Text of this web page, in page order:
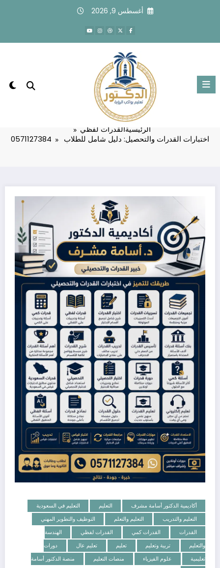
أغسطس 9, 2026
اختبارات القدرات والتحصيل: دليل شامل
للطلاب 0571127384
الرئيسيةالقدرات لفظي
اختبارات القدرات والتحصيل: دليل شامل للطلاب 0571127384
أكاديمية الدكتور أسامة مشرف التعليم
التعليم في السعودية
التعليم والتدريب
التعليم والتعلم
التوظيف والتطوير المهني
القدرات
القدرات كمي القدرات لفظي
الهندسة
والتعليم
تربية وتعليم تعليم تعليم عال
دورات
تعليمية
علوم الفيزياء منصات التعليم
منصة الدكتور أسامة